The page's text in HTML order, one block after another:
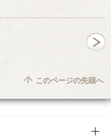
このページの先頭へ